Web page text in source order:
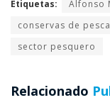
Etiquetas: Alfonso
conservas de
sector pesquero
Relacionado